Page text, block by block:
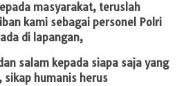
masyarakat, teruslah
kami sebagai personel Polri
di lapangan,
salam kepada siapa saja yang
humanis herus